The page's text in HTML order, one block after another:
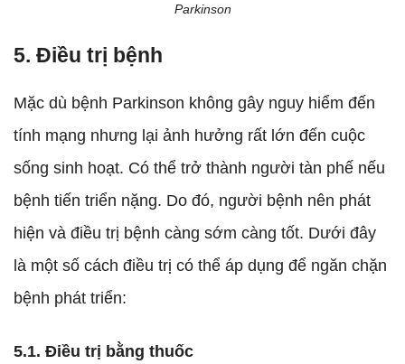
Parkinson
5. Điều trị bệnh
Mặc dù bệnh Parkinson không gây nguy hiểm đến
tính mạng nhưng lại ảnh hưởng rất lớn đến cuộc
sống sinh hoạt. Có thể trở thành người tàn phế nếu
bệnh tiến triển nặng. Do đó, người bệnh nên phát
hiện và điều trị bệnh càng sớm càng tốt. Dưới đây
là một số cách điều trị có thể áp dụng để ngăn chặn
bệnh phát triển:
5.1. Điều trị bằng thuốc